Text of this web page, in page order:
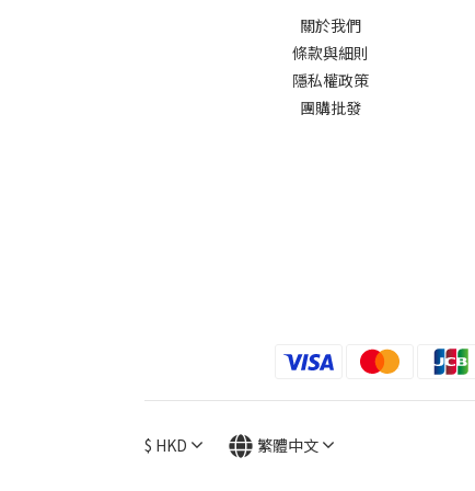
關於我們
條款與細則
隱私權政策
團購批發
$ HKD 繁體中文